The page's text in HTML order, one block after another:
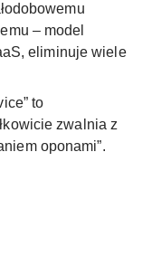
– model
eliminuje wiele
to
zwalnia z
oponami”.